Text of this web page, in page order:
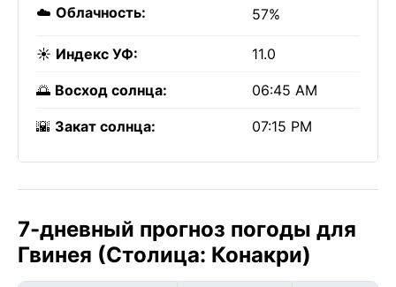
☁️ Облачность: 57%
☀️ Индекс УФ: 11.0
🌅 Восход солнца: 06:45 AM
🌇 Закат солнца: 07:15 PM
7-дневный прогноз погоды для
Гвинея (Столица: Конакри)